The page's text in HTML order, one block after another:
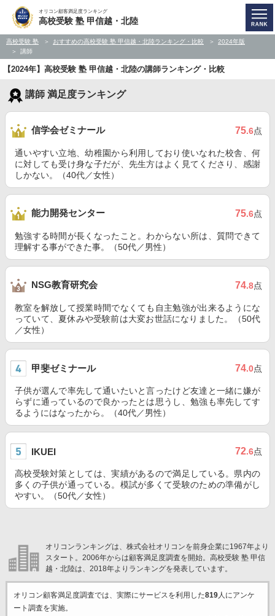
オリコン顧客満足度ランキング
高校受験 塾 甲信越・北陸
高校受験 塾 おすすめの高校受験 塾 甲信越・北陸ランキング・比較
2024年版
講師
【2024年】高校受験 塾 甲信越・北陸の講師ランキング・比較
講師 満足度ランキング
信学会ゼミナール 75.6点
通いやすい立地、幼稚園から利用しており使いなれた校舎、何
に対しても受け身な子だが、先生方はよく見てくださり、感謝
しかない。（40代／女性）
能力開発センター 75.6点
勉強する時間が長くなったこと。わからない所は、質問できて
理解する事ができた事。（50代／男性）
NSG教育研究会 74.8点
教室を解放して授業時間でなくても自主勉強が出来るようにな
っていて、夏休みや受験前は大変お世話になりました。（50代
／女性）
甲斐ゼミナール 74.0点
子供が選んで率先して通いたいと言ったけど友達と一緒に嫌が
らずに通っているので良かったとは思うし、勉強も率先してす
るようにはなったから。（40代／男性）
IKUEI 72.6点
高校受験対策としては、実績があるので満足している。県内の
多くの子供が通っている。模試が多くて受験のための準備がし
やすい。（50代／女性）
オリコンランキングは、株式会社オリコンを前身企業に1967年より
スタート。2006年からは顧客満足度調査を開始。高校受験 塾 甲信
越・北陸は、2018年よりランキングを発表しています。
オリコン顧客満足度調査では、実際にサービスを利用した819人にアンケ
ート調査を実施。